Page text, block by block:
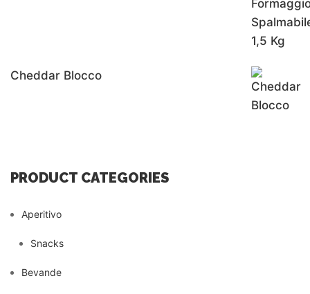
Cheddar Blocco
PRODUCT CATEGORIES
Aperitivo
Snacks
Bevande